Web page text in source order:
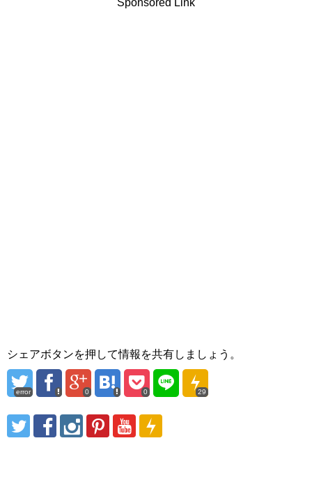
Sponsored Link
シェアボタンを押して情報を共有しましょう。
error 0 0 29